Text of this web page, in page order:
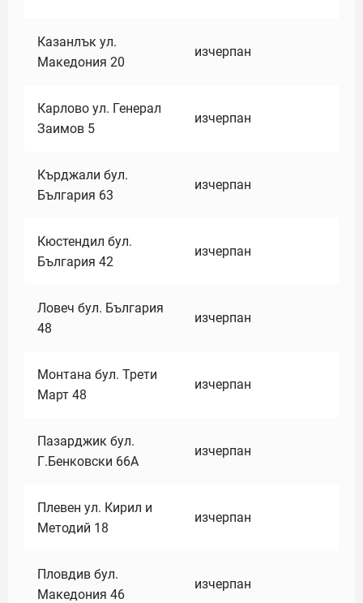
Казанлък ул.
Македония 20
изчерпан
Карлово ул. Генерал
Заимов 5
изчерпан
Кърджали бул.
България 63
изчерпан
Кюстендил бул.
България 42
изчерпан
Ловеч бул. България
48
изчерпан
Монтана бул. Трети
Март 48
изчерпан
Пазарджик бул.
Г.Бенковски 66А
изчерпан
Плевен ул. Кирил и
Методий 18
изчерпан
Пловдив бул.
Македония 46
изчерпан